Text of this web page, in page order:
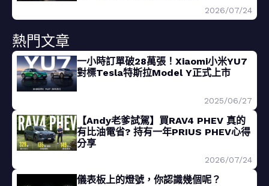
2026/07/24
熱門文章
一小時訂單破28萬張！Xiaomi小米YU7
對標Tesla特斯拉Model Y正式上市
2025/06/27
【Andy老爹試駕】買RAV4 PHEV 真的
有比油電省? 持有一年PRIUS PHEV心得
分享
2026/07/24
儀表板上的燈號，你認識幾個呢？